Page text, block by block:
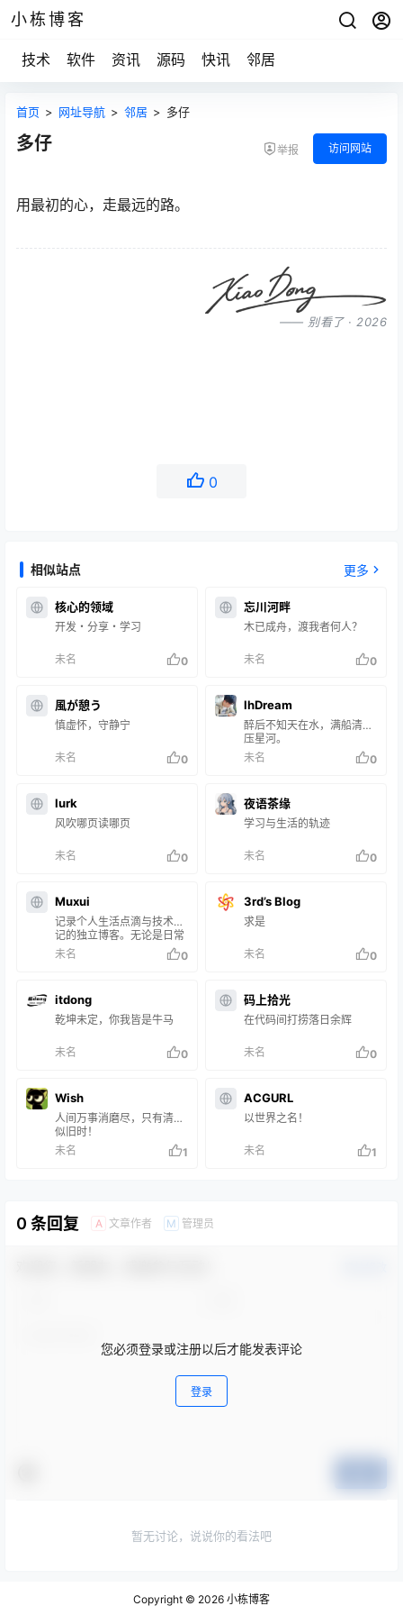
小栋博客
技术 软件 资讯 源码 快讯 邻居
首页 > 网址导航 > 邻居 > 多仔
多仔 举报 访问网站
用最初的心，走最远的路。
—— 别看了 · 2026
0
相似站点 更多
核心的领域
开发・分享・学习
未名 0
忘川河畔
木已成舟，渡我者何人？
未名 0
風が憩う
慎虚怀，守静宁
未名 0
lhDream
醉后不知天在水，满船清梦
压星河。
未名
0
lurk
风吹哪页读哪页
未名 0
夜语茶缘
学习与生活的轨迹
未名 0
Muxui
记录个人生活点滴与技术笔
记的独立博客。无论是日常
随笔、学习心得，还是数码
体验与情感记录，皆在此留
未名 0
3rd’s Blog
求是
未名 0
itdong
乾坤未定，你我皆是牛马
未名 0
码上拾光
在代码间打捞落日余辉
未名 0
Wish
人间万事消磨尽，只有清香
似旧时！
未名
1
ACGURL
以世界之名！
未名 1
0 条回复 A 文章作者 M 管理员
您必须登录或注册以后才能发表评论
登录
暂无讨论，说说你的看法吧
Copyright © 2026 小栋博客